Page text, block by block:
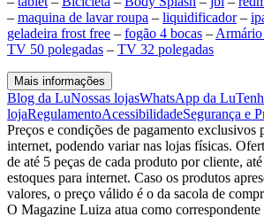
– maquina de lavar roupa – liquidificador–
geladeira frost free – fogão 4 bocas – Armário
TV 50 polegadas – TV 32 polegadas
Mais informações
Blog da LuNossas lojasWhatsApp da Lu
lojaRegulamentoAcessibilidadeSegurança e
Preços e condições de pagamento exclusivos
internet, podendo variar nas lojas físicas.
de até 5 peças de cada produto por cliente,
estoques para internet. Caso os produtos
valores, o preço válido é o da sacola de
O Magazine Luiza atua como correspondente